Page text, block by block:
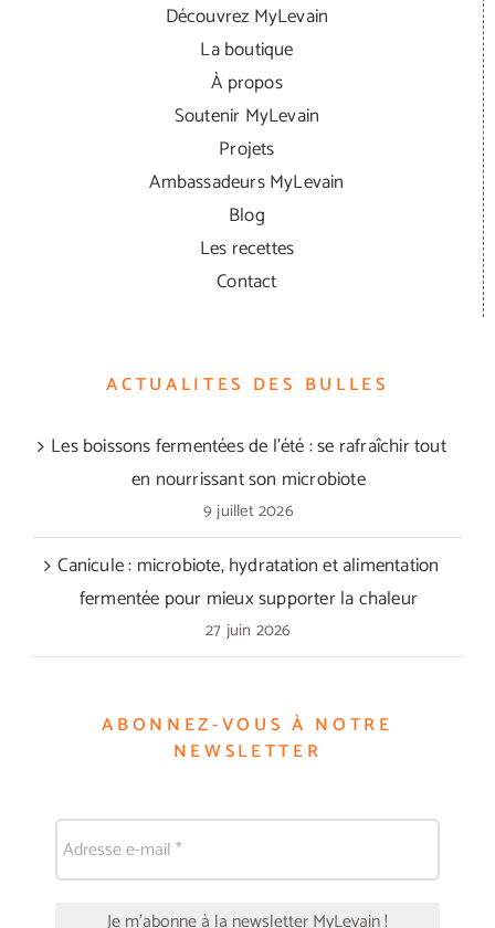
Découvrez MyLevain
La boutique
À propos
Soutenir MyLevain
Projets
Ambassadeurs MyLevain
Blog
Les recettes
Contact
ACTUALITES DES BULLES
Les boissons fermentées de l’été : se rafraîchir tout
en nourrissant son microbiote
9 juillet 2026
Canicule : microbiote, hydratation et alimentation
fermentée pour mieux supporter la chaleur
27 juin 2026
ABONNEZ-VOUS À NOTRE
NEWSLETTER